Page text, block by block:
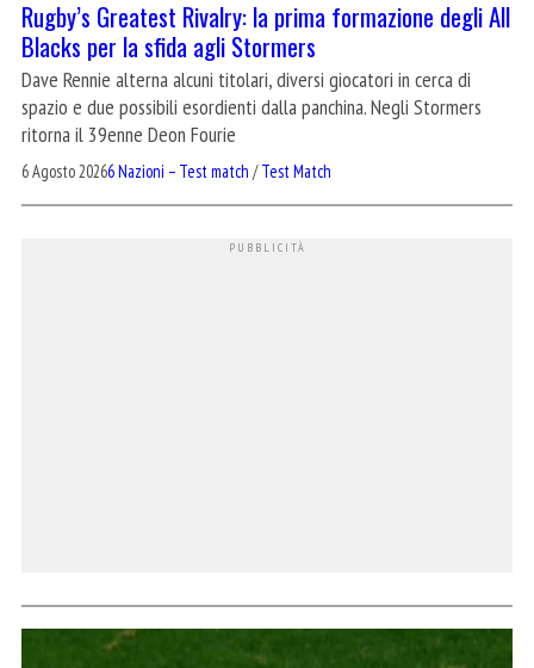
Rugby’s Greatest Rivalry: la prima formazione degli All
Blacks per la sfida agli Stormers
Dave Rennie alterna alcuni titolari, diversi giocatori in cerca di
spazio e due possibili esordienti dalla panchina. Negli Stormers
ritorna il 39enne Deon Fourie
6 Agosto 20266 Nazioni – Test match /Test Match